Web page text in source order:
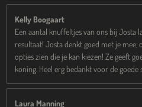
Kelly Boogaart
Een aantal knuffeltjes van ons bij Josta
resultaat! Josta denkt goed met je mee,
opties zien die je kan kiezen! Ze geeft
koning. Heel erg bedankt voor de goede
Laura Manning